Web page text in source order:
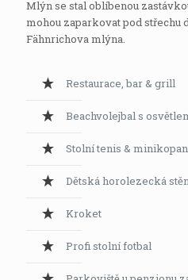
Mlýn se stal oblíbenou
mohou zaparkovat pod střechu
Fähnrichova mlýna.
Restaurace, bar & grill
Beachvolejbal s
Stolní tenis &
Dětská horolezecká
Kroket
Profi stolní fotbal